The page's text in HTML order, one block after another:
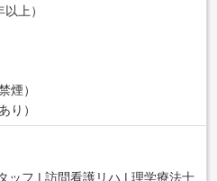
上）
煙）
り）
ッフ | 訪問看護リハ | 理学療法士